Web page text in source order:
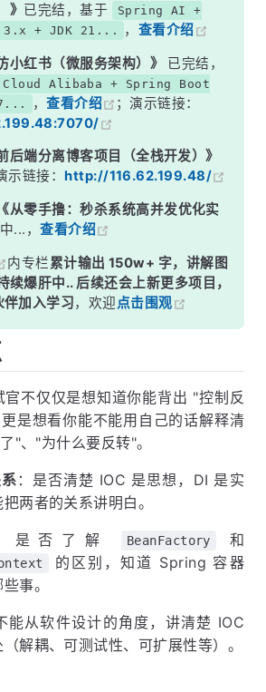
两大核心接口
么好处？
解
》 已完结，基于
Spring AI +
3.x + JDK 21...
， 查看介绍
小红书（微服务架构）》
已完结，
Alibaba + Spring Boot
，查看介绍
；演示链接：
后端分离博客项目（全栈开发）》
链接： http://116.62.199.48/
《从零手撸：秒杀系统高并发优化实
...，查看介绍
内专栏累计输出 150w+ 字，讲解图
续爆肝中.. 后续还会上新更多项目，
加入学习，欢迎点击围观
官不仅仅是想知道你能背出 "控制反
是想看你能不能用自己的话解释清
"、"为什么要反转"。
：是否清楚 IOC 是思想，DI 是实
两者的关系讲明白。
是否了解 BeanFactory 和
的区别，知道 Spring 容器
事。
能从软件设计的角度，讲清楚 IOC
解耦、可测试性、可扩展性等）。